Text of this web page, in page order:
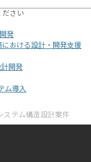
ださい
発
における設計・開発支援
開発
ム導入
ステム構造設計案件